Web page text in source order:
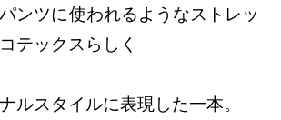
ンツに使われるようなストレッ
テックスらしく
ルスタイルに表現した一本。